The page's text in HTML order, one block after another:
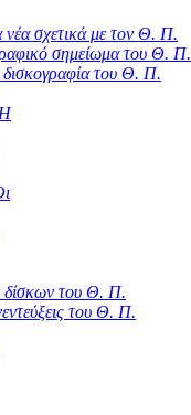
νέα σχετικά με τον Θ. Π.
σημείωμα του Θ. Π.
του Θ. Π.
δίσκων του Θ. Π.
του Θ. Π.